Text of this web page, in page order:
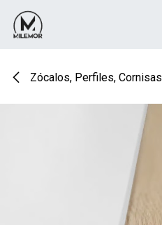
Ir al contenido
Zócalos, Perfiles, Cornisas